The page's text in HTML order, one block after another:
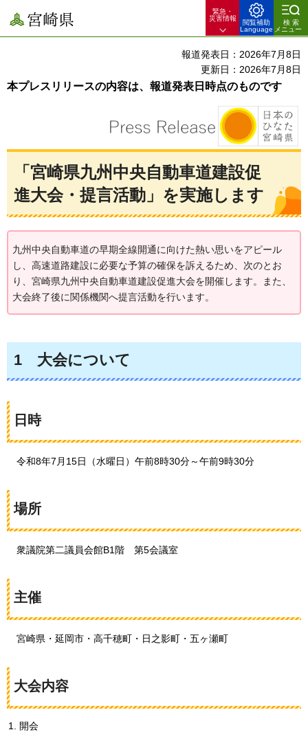
宮崎県
緊急・
災害情報
閲覧補助
Language
検索
メニュー
報道発表日：2026年7月8日
更新日：2026年7月8日
本プレスリリースの内容は、報道発表日時点のものです
「宮崎県九州中央自動車道建設促
進大会・提言活動」を実施します
九州中央自動車道の早期全線開通に向けた熱い思いをアピール
し、高速道路建設に必要な予算の確保を訴えるため、次のとお
り、宮崎県九州中央自動車道建設促進大会を開催します。また、
大会終了後に関係機関へ提言活動を行います。
1 大会について
日時
令和8年7月15日（水曜日）午前8時30分～午前9時30分
場所
衆議院第二議員会館B1階 第5会議室
主催
宮崎県・延岡市・高千穂町・日之影町・五ヶ瀬町
大会内容
開会